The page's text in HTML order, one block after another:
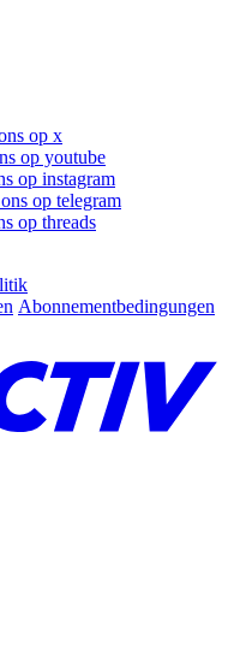
op x
op youtube
op instagram
op telegram
op threads
Abonnementbedingungen